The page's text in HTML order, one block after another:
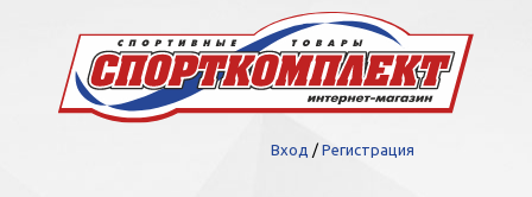
Вход / Регистрация